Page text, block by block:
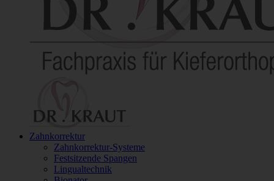
Zahnkorrektur
Zahnkorrektur-Systeme
Festsitzende Spangen
Lingualtechnik